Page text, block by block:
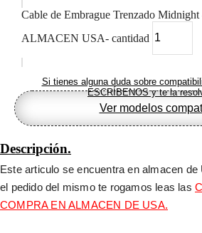
Cable de Embrague Trenzado Midnight
ALMACEN USA- cantidad
Si tienes alguna duda sobre
ESCRÍBENOS y te la
Ver modelos
Descripción.
Este articulo se encuentra en almacen
el pedido del mismo te rogamos leas las
COMPRA EN ALMACEN DE USA.